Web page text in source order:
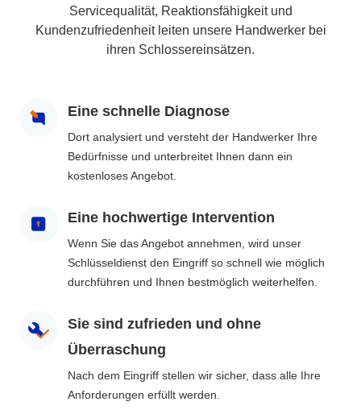
Servicequalität, Reaktionsfähigkeit und
Kundenzufriedenheit leiten unsere Handwerker bei
ihren Schlossereinsätzen.
Eine schnelle Diagnose
Dort analysiert und versteht der Handwerker Ihre
Bedürfnisse und unterbreitet Ihnen dann ein
kostenloses Angebot.
Eine hochwertige Intervention
Wenn Sie das Angebot annehmen, wird unser
Schlüsseldienst den Eingriff so schnell wie möglich
durchführen und Ihnen bestmöglich weiterhelfen.
Sie sind zufrieden und ohne
Überraschung
Nach dem Eingriff stellen wir sicher, dass alle Ihre
Anforderungen erfüllt werden.